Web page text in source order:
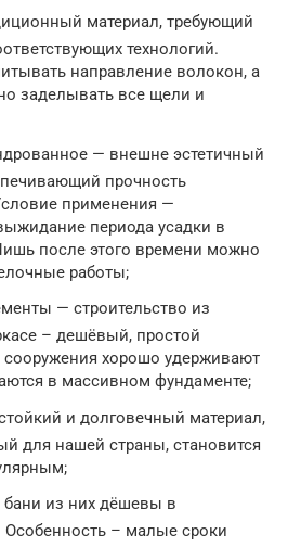
материал, требующий
технологий.
направление волокон, а
заделывать все щели и
— внешне эстетичный
прочность
применения —
периода усадки в
после этого времени можно
работы;
— строительство из
– дешёвый, простой
сооружения хорошо удерживают
в массивном фундаменте;
и долговечный материал,
для нашей страны, становится
из них дёшевы в
Особенность – малые сроки